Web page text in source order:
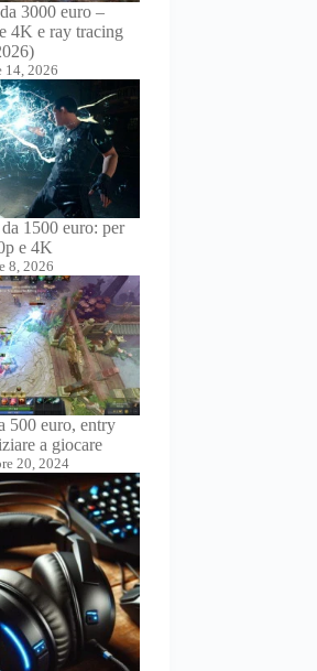
3000 euro –
4K e ray tracing
14, 2026
1500 euro: per
e 4K
8, 2026
500 euro, entry
a giocare
20, 2024